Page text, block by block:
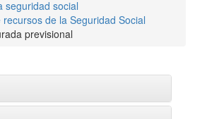
seguridad social
recursos de la Seguridad Social
previsional